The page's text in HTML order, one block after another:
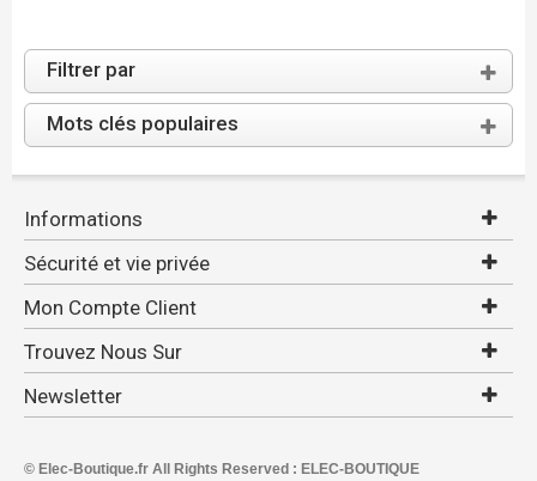
Filtrer par
Mots clés populaires
Informations
Sécurité et vie privée
Mon Compte Client
Trouvez Nous Sur
Newsletter
© Elec-Boutique.fr All Rights Reserved : ELEC-BOUTIQUE